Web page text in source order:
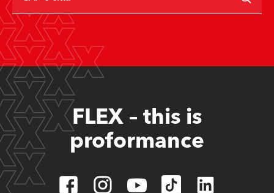
FLEX – this is
proformance